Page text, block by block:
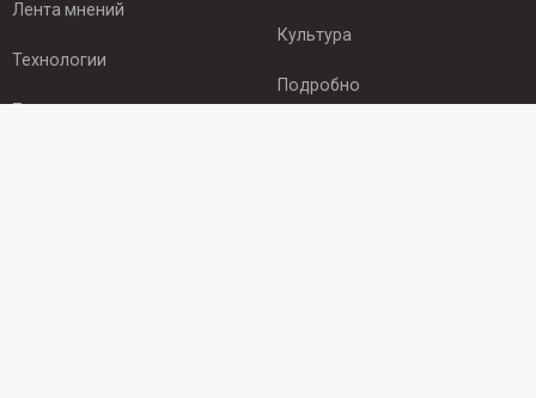
Лента мнений
Технологии
Происшествия
Культура
Подробно